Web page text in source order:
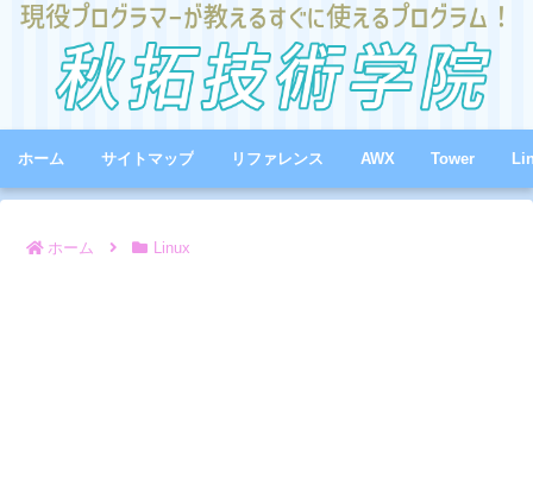
ホーム サイトマップ リファレンス AWX Tower
ホーム Linux